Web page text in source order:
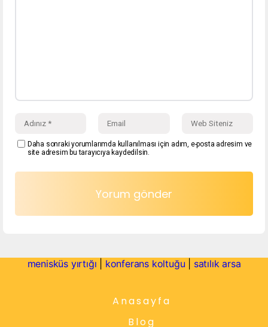
Daha sonraki yorumlarımda kullanılması için adım, e-posta adresim ve
site adresim bu tarayıcıya kaydedilsin.
menisküs yırtığı konferans koltuğu satılık arsa
Anasayfa
Blog